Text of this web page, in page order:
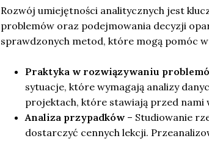
Rozwój umiejętności analitycznych jest
problemów oraz podejmowania decyzji
sprawdzonych metod, które mogą pomóc
Praktyka w rozwiązywaniu
sytuacje, które wymagają analizy
projektach, które stawiają przed nami
Analiza przypadków – Studiowanie
dostarczyć cennych lekcji.